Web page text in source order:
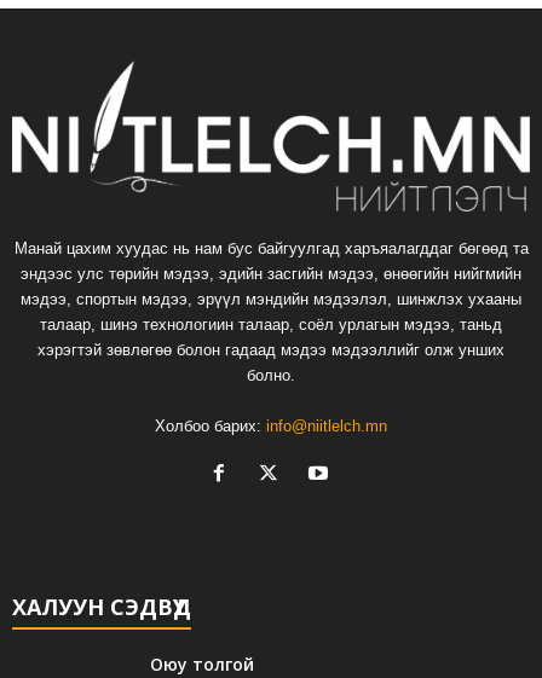
Манай цахим хуудас нь нам бус байгуулгад харъяалагддаг бөгөөд та
эндээс улс төрийн мэдээ, эдийн засгийн мэдээ, өнөөгийн нийгмийн
мэдээ, спортын мэдээ, эрүүл мэндийн мэдээлэл, шинжлэх ухааны
талаар, шинэ технологиин талаар, соёл урлагын мэдээ, таньд
хэрэгтэй зөвлөгөө болон гадаад мэдээ мэдээллийг олж унших
болно.
Холбоо барих: info@niitlelch.mn
ХАЛУУН СЭДВҮҮД
Оюу толгой